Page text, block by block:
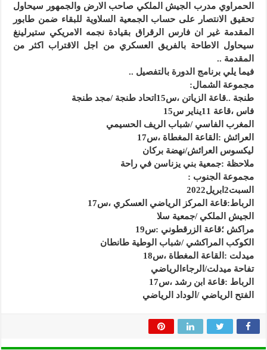
الحمراوي مدرب الجيش الملكي صاحب الارض والجمهور سيحاول
تحقيق الانتصار على حساب الجمعية السلاوية للبقاء ضمن طابور
المقدمة غير ان فارس الرقراق بقيادة نجمه الامريكي ستيرلينغ
سيحاول الاطاحة بالفريق العسكري من اجل الاقتراب اكثر من
المقدمة ..
فيما يلي برنامج الدورة بالتفصيل ..
مجموعة الشمال:
طنجة ..قاعة الزياتن ،س15اتحاد طنجة /مجد طنجة
فاس ،قاعة 11يناير س15
المغرب الفاسي /شباب الريف الحسيمي
العرائش :القاعة المغطاة ،س17
ليكسوس العرائش/نهضة بركان
ملاحظة :جمعية بني يزناسن في راحة
مجموعة الجنوب :
السبت2ابريل2022
الرباط:قاعة المركز الرياضي العسكري ،س17
الجيش الملكي /جمعية سلا
مراكش ؛قاعة الزرقطوني :س19
الكوكب المراكشي /شباب الوطية طانطان
ميدلت :القاعة المغطاة ،س18
تفاحة ميدلت/الرجاءالرياضي
الرباط :قاعة ابن رشد ،س17
الفتح الرياضي /الوداد الرياضي